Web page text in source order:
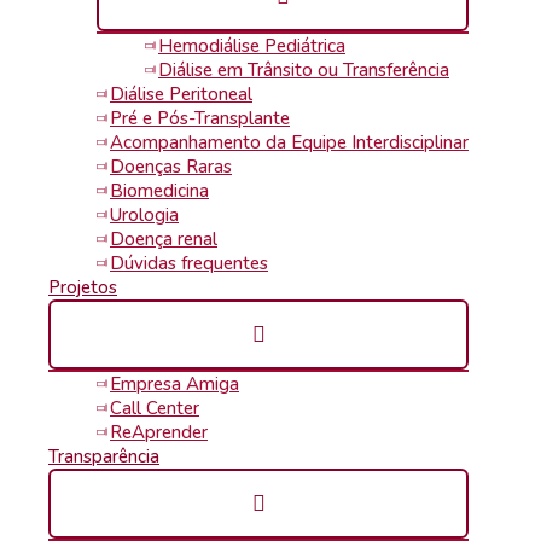
Hemodiálise Pediátrica
Diálise em Trânsito ou Transferência
Diálise Peritoneal
Pré e Pós-Transplante
Acompanhamento da Equipe Interdisciplinar
Doenças Raras
Biomedicina
Urologia
Doença renal
Dúvidas frequentes
Projetos
Empresa Amiga
Call Center
ReAprender
Transparência
• Dor ou ardor quando estiver urinando
• Passar a urinar toda hora
• Levantar mais de uma vez à noite para urinar
• Inchaço dos tornozelos ou ao redor dos olhos
• Dor lombar
• Pressão sanguínea elevada
• Anemia (palidez anormal)
• Fraqueza e desânimo constante
• Náuseas e vômitos frequentes pela manhã.
Caso qualquer destes sinais ou sintomas apareça, procure
Fui diagnosticado com doença renal crônica. E agora?
Receber o diagnóstico de doença renal crônica pode ser uma
ansiedade e perceber que, com tratamento adequado, o doente
Ao ser diagnosticado (a), é hora de conversar com o
pedir alguns exames para avaliar o tamanho de seus rins, o
O médico poderá recomendar um tratamento específico para
Se você tem diabetes, terá de monitorar o nível de açúcar no
a perda de peso, controle do sal na alimentação e medicamentos.
Se você tiver anemia, o nefrologista poderá indicar o uso de
Uma vez controlado seu caso de insuficiência ou deficiência
isso, serão solicitados exames de urina e de creatinina com certa